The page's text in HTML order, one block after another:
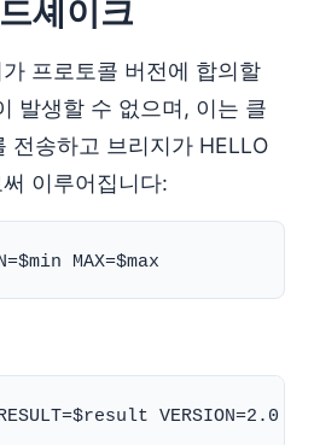
셰이크
프로토콜 버전에 합의할
발생할 수 없으며, 이는 클
전송하고 브리지가 HELLO
이루어집니다: